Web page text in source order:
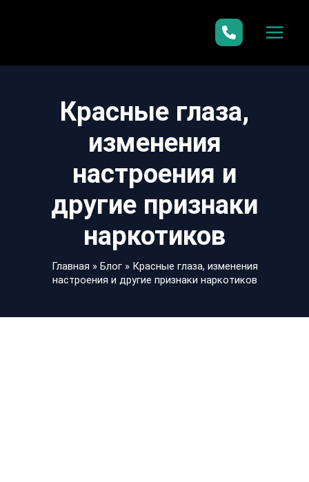
Красные глаза,
изменения
настроения и
другие признаки
наркотиков
Главная » Блог» Красные глаза, изменения
настроения и другие признаки наркотиков